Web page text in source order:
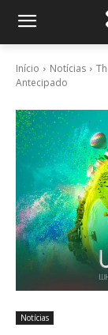
Início Notícias
Antecipado
Notícias